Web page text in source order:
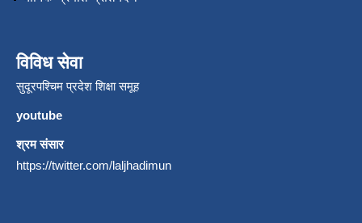
विविध सेवा
सुदूरपश्चिम प्रदेश शिक्षा समूह
youtube
श्रम संसार
https://twitter.com/laljhadimun